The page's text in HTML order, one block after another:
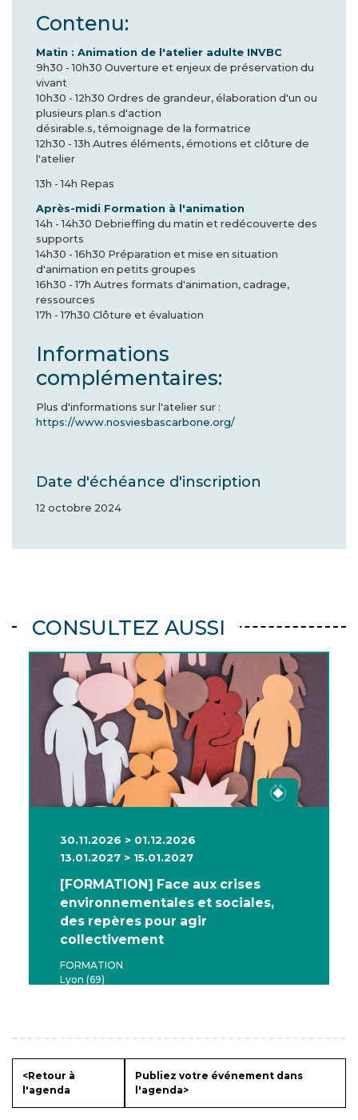
Contenu:
Matin : Animation de l'atelier adulte INVBC
9h30 - 10h30 Ouverture et enjeux de préservation du
vivant
10h30 - 12h30 Ordres de grandeur, élaboration d'un ou
plusieurs plan.s d'action
désirable.s, témoignage de la formatrice
12h30 - 13h Autres éléments, émotions et clôture de
l'atelier
13h - 14h Repas
Après-midi Formation à l'animation
14h - 14h30 Debrieffing du matin et redécouverte des
supports
14h30 - 16h30 Préparation et mise en situation
d'animation en petits groupes
16h30 - 17h Autres formats d'animation, cadrage,
ressources
17h - 17h30 Clôture et évaluation
Informations
complémentaires:
Plus d'informations sur l'atelier sur :
https://www.nosviesbascarbone.org/
Date d'échéance d'inscription
12 octobre 2024
CONSULTEZ AUSSI
30.11.2026 > 01.12.2026
13.01.2027 > 15.01.2027
[FORMATION] Face aux crises
environnementales et sociales,
des repères pour agir
collectivement
FORMATION
Lyon (69)
<Retour à
l'agenda
Publiez votre événement dans
l'agenda>